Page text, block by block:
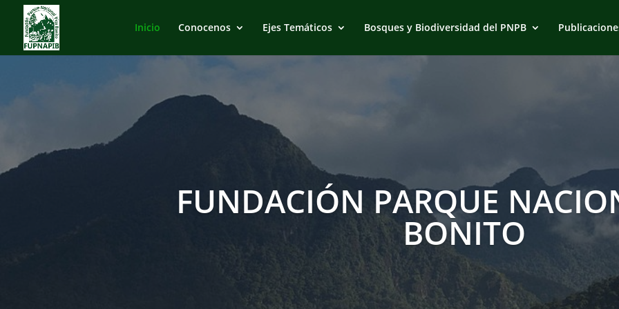
Inicio Conocenos Ejes Temáticos Bosques y Biodiversidad del PNPB
FUNDACIÓN PARQUE
BONITO